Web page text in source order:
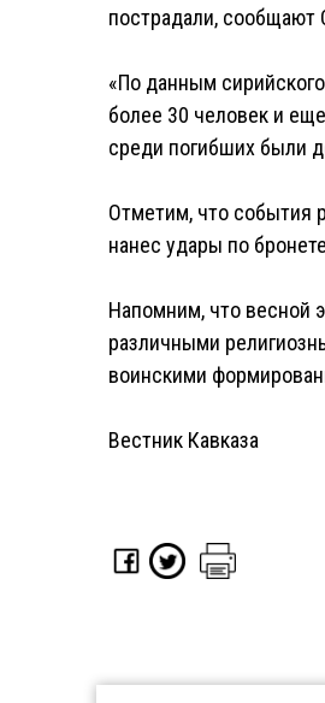
пострадали, сообщают
«По данным
более 30 человек и
среди погибших были
Отметим, что события
нанес удары по
Напомним, что весной
различными
воинскими
Вестник Кавказа